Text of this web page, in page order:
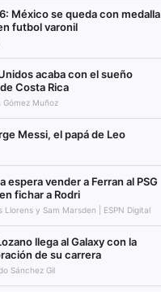
México se queda con medalla
futbol varonil
acaba con el sueño
Costa Rica
Gómez Muñoz
Messi, el papá de Leo
espera vender a Ferran al PSG
fichar a Rodri
Llorens y Sam Marsden | ESPN Digital
llega al Galaxy con la
de su carrera
Sánchez Gil